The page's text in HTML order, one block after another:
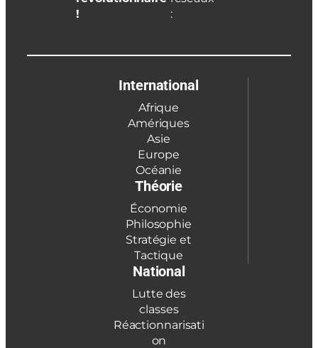
!
:
International
Afrique
Amériques
Asie
Europe
Océanie
Théorie
Économie
Philosophie
Stratégie et
Tactique
National
Lutte des
classes
Réactionnarisati
on